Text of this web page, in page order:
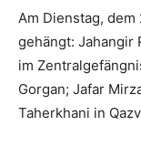
Am Dienstag,
gehängt: Jahangir
im
Gorgan; Jafar
Taherkhani in